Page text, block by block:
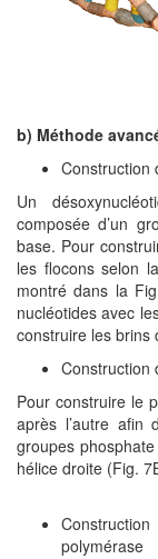
b) Méthode
Construction
Un
composée d’un
base. Pour
les flocons selon
montré dans la
nucléotides avec
construire les brins
Construction
Pour construire le
après l’autre afin
groupes
hélice droite (Fig.
polymérase